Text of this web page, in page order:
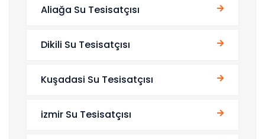
Aliağa Su Tesisatçısı
Dikili Su Tesisatçısı
Kuşadasi Su Tesisatçısı
izmir Su Tesisatçısı